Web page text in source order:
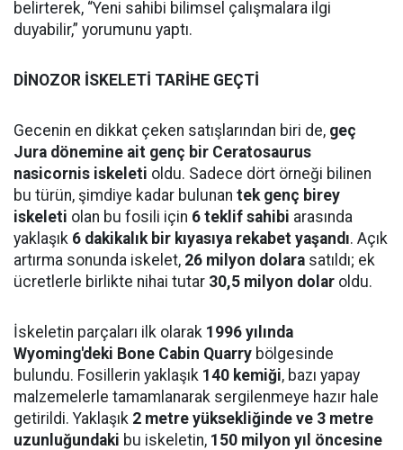
belirterek, “Yeni sahibi bilimsel çalışmalara ilgi
duyabilir,” yorumunu yaptı.
DİNOZOR İSKELETİ TARİHE GEÇTİ
Gecenin en dikkat çeken satışlarından biri de, geç
Jura dönemine ait genç bir Ceratosaurus
nasicornis iskeleti oldu. Sadece dört örneği bilinen
bu türün, şimdiye kadar bulunan tek genç birey
iskeleti olan bu fosili için 6 teklif sahibi arasında
yaklaşık 6 dakikalık bir kıyasıya rekabet yaşandı. Açık
artırma sonunda iskelet, 26 milyon dolara satıldı; ek
ücretlerle birlikte nihai tutar 30,5 milyon dolar oldu.
İskeletin parçaları ilk olarak 1996 yılında
Wyoming'deki Bone Cabin Quarry bölgesinde
bulundu. Fosillerin yaklaşık 140 kemiği, bazı yapay
malzemelerle tamamlanarak sergilenmeye hazır hale
getirildi. Yaklaşık 2 metre yüksekliğinde ve 3 metre
uzunluğundaki bu iskeletin, 150 milyon yıl öncesine